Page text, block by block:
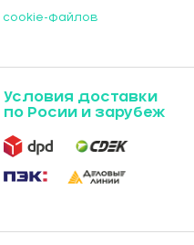
cookie-файлов
Условия доставки
по Росии и зарубеж